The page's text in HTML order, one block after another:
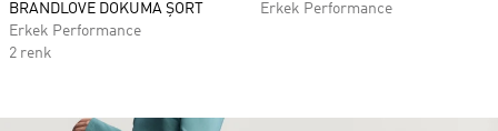
BRANDLOVE DOKUMA ŞORT
Erkek Performance
2 renk
Erkek Performance